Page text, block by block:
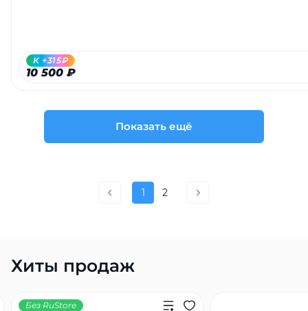
10 500 ₽
K +315₽
Показать ещё
1 2
Хиты продаж
Без RuStore